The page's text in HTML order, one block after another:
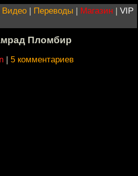
Видео | Переводы | Магазин | VIP
Пломбир
| 5 комментариев